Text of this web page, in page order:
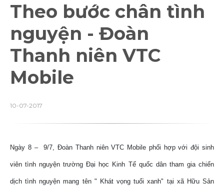
Theo bước chân tình
nguyện - Đoàn
Thanh niên VTC
Mobile
10-07-2017
Ngày 8 – 9/7, Đoàn Thanh niên VTC Mobile phối hợp với đội sinh
viên tình nguyện trường Đại học Kinh Tế quốc dân tham gia chiến
dịch tình nguyện mang tên " Khát vọng tuổi xanh" tại xã Hữu Sản